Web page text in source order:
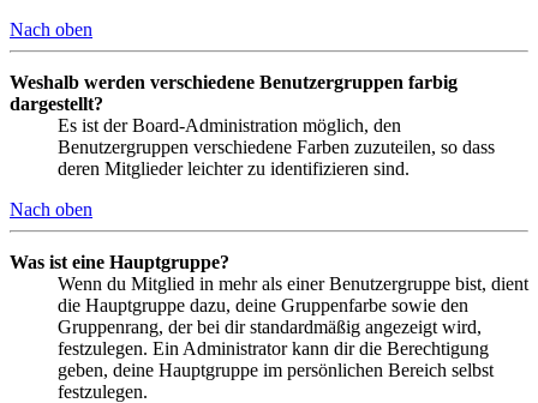
Nach oben
Weshalb werden verschiedene Benutzergruppen farbig
dargestellt?
Es ist der Board-Administration möglich, den
Benutzergruppen verschiedene Farben zuzuteilen, so dass
deren Mitglieder leichter zu identifizieren sind.
Nach oben
Was ist eine Hauptgruppe?
Wenn du Mitglied in mehr als einer Benutzergruppe bist, dient
die Hauptgruppe dazu, deine Gruppenfarbe sowie den
Gruppenrang, der bei dir standardmäßig angezeigt wird,
festzulegen. Ein Administrator kann dir die Berechtigung
geben, deine Hauptgruppe im persönlichen Bereich selbst
festzulegen.